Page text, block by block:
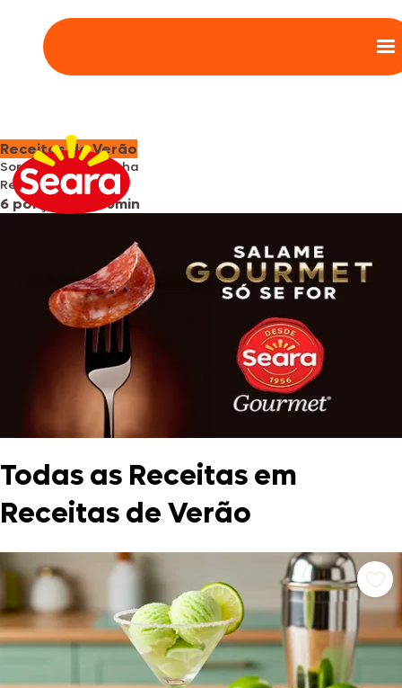
Receitas de Verão
Sorvete de caipirinha
Refrescante cítrico
6 porções 4h30min
Todas as Receitas em
Receitas de Verão